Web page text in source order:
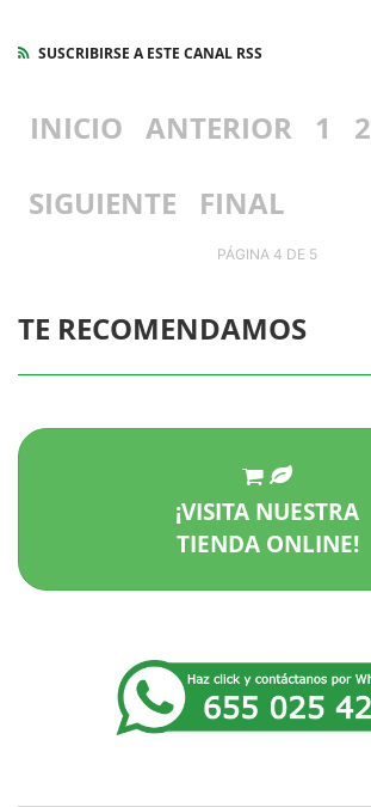
SUSCRIBIRSE A ESTE CANAL RSS
INICIO ANTERIOR 1 2
SIGUIENTE
FINAL
PÁGINA 4 DE 5
TE RECOMENDAMOS
¡VISITA NUESTRA
TIENDA ONLINE!